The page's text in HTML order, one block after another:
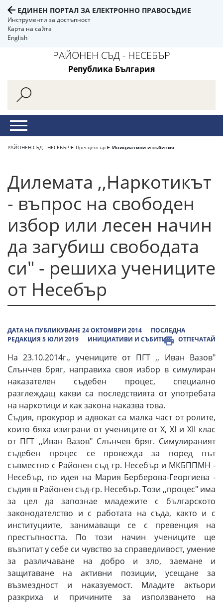
ЕДИНЕН ПОРТАЛ ЗА ЕЛЕКТРОННО ПРАВОСЪДИЕ
Инструменти за достъпност
Карта на сайта
English
РАЙОНЕН СЪД - НЕСЕБЪР
Република България
РАЙОНЕН СЪД - НЕСЕБЪР Пресцентър Инициативи и събития
Дилемата ,,Наркотикът
- въпрос на свободен
избор или лесен начин
да загубиш свободата
си" - решиха учениците
от Несебър
ДАТА НА ПУБЛИКУВАНЕ 24 ОКТОМВРИ 2014
ПОСЛЕДНА
РЕДАКЦИЯ 5 ЮЛИ 2019
ИНИЦИАТИВИ И СЪБИТИЯ ОТПЕЧАТАЙ
На 23.10.2014г., учениците от ПГТ ,, Иван Вазов"
Слънчев бряг, направиха своя избор в симулиран
наказателен съдебен процес, специално
разглеждащ какви са последствията от употребата
на наркотици и как закона наказва това.
Съдия, прокурор и адвокат са малка част от ролите,
които бяха изиграни от учениците от X, XI и XII клас
от ПГТ ,,Иван Вазов" Слънчев бряг. Симулираният
съдебен процес се провежда за поред път
съвместно с Районен съд гр. Несебър и МКБППМН -
Несебър, по идея на Мария Берберова-Георгиева -
съдия в Районен съд-гр. Несебър. Този ,,процес" има
за цел да запознае младежите с българското
законодателство и с работата на съда, както и с
институциите, занимаващи се с превенция на
престъпността. По този начин учениците ще
възпитат у себе си чувство за справедливост, умение
за различаване на добро и зло, заемане и
защитаване на активни позиции, усещане за
възмездност и наказуемост. Младите актьори
разкриха и причините за използването на